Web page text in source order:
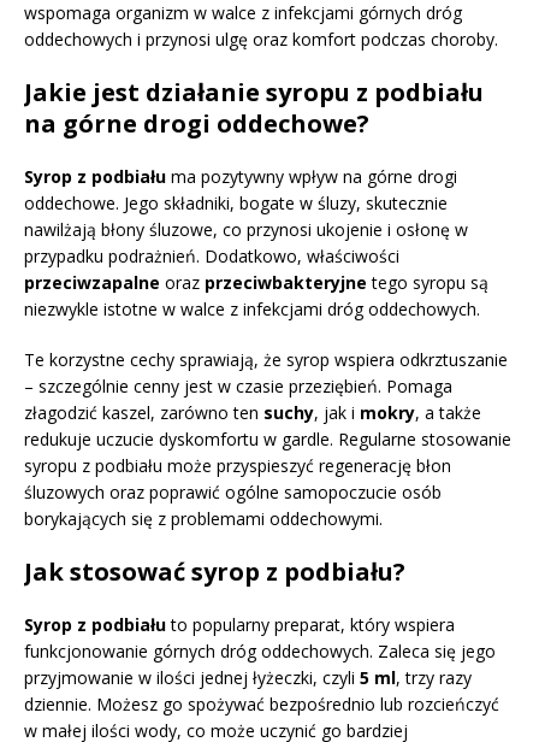
wspomaga organizm w walce z infekcjami górnych dróg
oddechowych i przynosi ulgę oraz komfort podczas choroby.
Jakie jest działanie syropu z podbiału
na górne drogi oddechowe?
Syrop z podbiału ma pozytywny wpływ na górne drogi
oddechowe. Jego składniki, bogate w śluzy, skutecznie
nawilżają błony śluzowe, co przynosi ukojenie i osłonę w
przypadku podrażnień. Dodatkowo, właściwości
przeciwzapalne oraz przeciwbakteryjne tego syropu są
niezwykle istotne w walce z infekcjami dróg oddechowych.
Te korzystne cechy sprawiają, że syrop wspiera odkrztuszanie
– szczególnie cenny jest w czasie przeziębień. Pomaga
złagodzić kaszel, zarówno ten suchy, jak i mokry, a także
redukuje uczucie dyskomfortu w gardle. Regularne stosowanie
syropu z podbiału może przyspieszyć regenerację błon
śluzowych oraz poprawić ogólne samopoczucie osób
borykających się z problemami oddechowymi.
Jak stosować syrop z podbiału?
Syrop z podbiałuto popularny preparat, który wspiera
funkcjonowanie górnych dróg oddechowych. Zaleca się jego
przyjmowanie w ilości jednej łyżeczki, czyli 5 ml, trzy razy
dziennie. Możesz go spożywać bezpośrednio lub rozcieńczyć
w małej ilości wody, co może uczynić go bardziej